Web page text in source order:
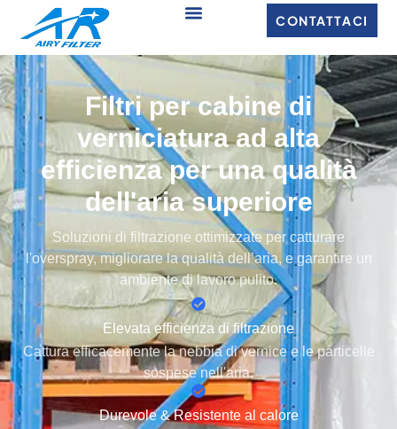
CONTATTACI
Filtri per cabine di
verniciatura ad alta
efficienza per una qualità
dell'aria superiore
Soluzioni di filtrazione ottimizzate per catturare
l'overspray, migliorare la qualità dell’aria, e garantire un
ambiente di lavoro pulito.
Elevata efficienza di filtrazione
Cattura efficacemente la nebbia di vernice e le particelle
sospese nell'aria.
Durevole & Resistente al calore